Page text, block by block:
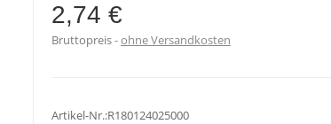
2,74 €
Bruttopreis ohne Versandkosten
Artikel-Nr.:R180124025000